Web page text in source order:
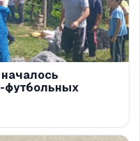
футбольных